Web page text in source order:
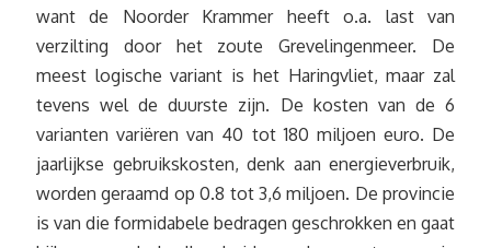
want de Noorder Krammer heeft o.a. last van
verzilting door het zoute Grevelingenmeer. De
meest logische variant is het Haringvliet, maar zal
tevens wel de duurste zijn. De kosten van de 6
varianten variëren van 40 tot 180 miljoen euro. De
jaarlijkse gebruikskosten, denk aan energieverbruik,
worden geraamd op 0.8 tot 3,6 miljoen. De provincie
is van die formidabele bedragen geschrokken en gaat